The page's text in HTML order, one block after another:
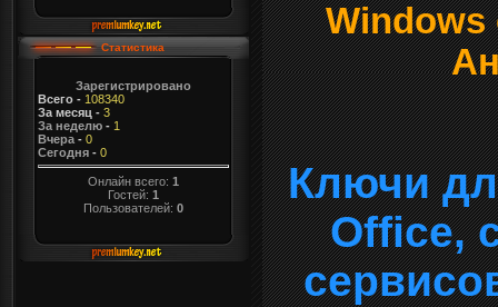
Статистика
Зарегистрировано
Всего- 108340
За месяц - 3
За неделю- 1
Вчера- 0
Сегодня- 0
Онлайн всего: 1
Гостей: 1
Пользователей: 0
Windows
Ключи
Office,